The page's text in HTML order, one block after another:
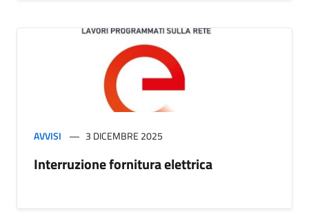
AVVISI 3 DICEMBRE 2025
Interruzione fornitura elettrica